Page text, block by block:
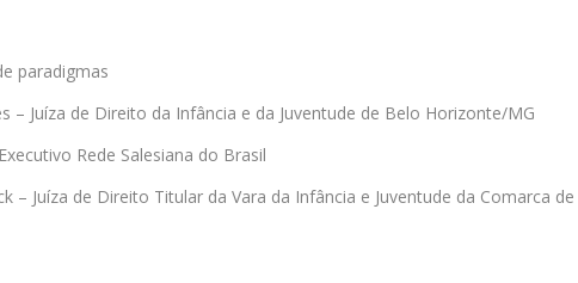
paradigmas
– Juíza de Direito da Infância e da Juventude de Belo Horizonte/MG
Rede Salesiana do Brasil
– Juíza de Direito Titular da Vara da Infância e Juventude da Comarca de